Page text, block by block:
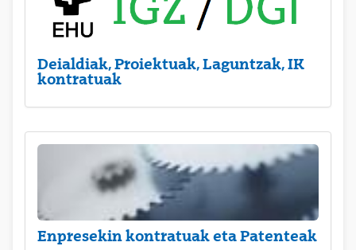
Deialdiak, Proiektuak, Laguntzak, IK
kontratuak
Enpresekin kontratuak eta Patenteak